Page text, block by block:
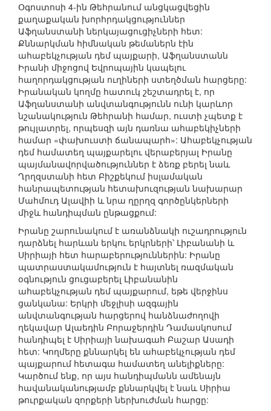
Օգոստոսի 4-ին Թեհրանում անցկացվեցին
քաղաքական խորհրդակցություններ
Աֆղանստանի ներկայացուցիչների հետ:
Քննարկման հիմնական թեմաներն էին
ահաբեկչության դեմ պայքարի, Աֆղանստանն
Իրանի միջոցով Եվրոպային կապելու
հաղորդակցության ուղիների ստեղծման հարցերը:
Իրանական կողմը հատուկ շեշտադրել է, որ
Աֆղանստանի անվտանգությունն ունի կարևոր
նշանակություն Թեհրանի համար, ուստի չպետք է
թույլատրել, որպեսզի այն դառնա ահաբեկիչների
համար «փախուստի ճանապարհ»: Ահաբեկչության
դեմ համատեղ պայքարելու վերաբերյալ Իրանը
պայմանավորվածություններ է ձեռք բերել նաև
Ղրղզստանի հետ Բիշքեկում իսլամական
հանրապետության հետախուզության նախարար
Մահմուդ Ալավիի և նրա ղըրղզ գործընկերների
միջև հանդիպման ընթացքում:
Իրանը շարունակում է առանձնակի ուշադրություն
դարձնել հարևան երկու երկրների՝ Լիբանանի և
Սիրիայի հետ հարաբերություններին: Իրանը
պատրաստակամություն է հայտնել ռազմական
օգնություն ցուցաբերել Լիբանանին
ահաբեկչության դեմ պայքարում, եթե վերջինս
ցանկանա: Երկրի մեջլիսի ազգային
անվտանգության հարցերով հանձնաժողովի
ղեկավար Ալաեդին Բորաջերդին Դամասկոսում
հանդիպել է Սիրիայի նախագահ Բաշար Ասադի
հետ: Կողմերը քննարկել են ահաբեկչության դեմ
պայքարում հետագա համատեղ անելիքները:
Կարծում ենք, որ այս հանդիպմանն ամենայն
հավանականությամբ քննարկվել է նաև Սիրիա
թուրքական զորքերի ներխուժման հարցը: